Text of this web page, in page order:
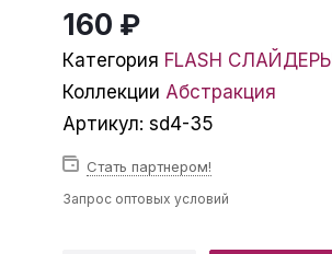
160 ₽
Категория FLASH СЛАЙДЕРЫ
Коллекции Абстракция
Артикул: sd4-35
Стать партнером!
Запрос оптовых условий